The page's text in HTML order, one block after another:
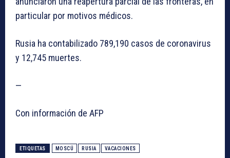
particular por motivos médicos.
Rusia ha contabilizado 789,190 casos de coronavirus
y 12,745 muertes.
—
Con información de AFP
ETIQUETAS MOSCÚ RUSIA VACACIONES